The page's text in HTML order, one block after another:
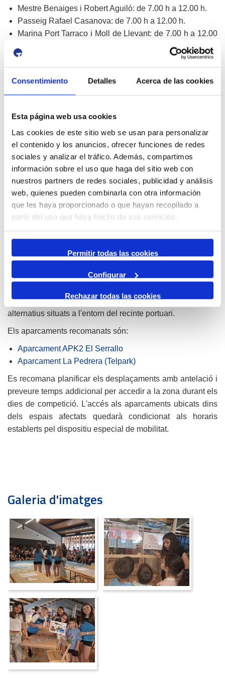
Consentimiento Detalles Acerca de las cookies
Esta página web usa cookies
Las cookies de este sitio web se usan para personalizar
el contenido y los anuncios, ofrecer funciones de redes
sociales y analizar el tráfico. Además, compartimos
información sobre el uso que haga del sitio web con
nuestros partners de redes sociales, publicidad y análisis
web, quienes pueden combinarla con otra información
que les haya proporcionado o que hayan recopilado a
partir del uso que haya hecho de sus servicios.
Permitir todas las cookies
Configurar
Rechazar todas las cookies
Mestre Benaiges i Robert Aguiló: de 7.00 h a 12.00 h.
Passeig Rafael Casanova: de 7.00 h a 12.00 h.
Marina Port Tarraco i Moll de Llevant: de 7.00 h a 12.00
Moll de Costa i Moll de Pescadors: de 7.00 h a 13.05 h i
14.00 h.
Pel que fa al Moll de Costa i al Moll de Pescadors, no es
preveuen finestres d'obertura durant la jornada de
competició, atès que aquestes zones formen part de l'espai
operatiu i esportiu de l'esdeveniment.
Aparcaments alternatius recomanats
El Port de Tarragona recomana als usuaris, treballadors,
visitants i establiments de la zona planificar els seus
desplaçaments amb antelació i consultar les afectacions
demana seguir en tot moment les indicacions dels serveis
de seguretat, de l'organització i del personal responsable
de la mobilitat.
També es vol convidar a fer ús dels aparcaments
alternatius situats a l'entorn del recinte portuari.
Els aparcaments recomanats són:
Aparcament APK2 El Serrallo
Aparcament La Pedrera (Telpark)
Es recomana planificar els desplaçaments amb antelació i
preveure temps addicional per accedir a la zona durant els
dies de competició. L'accés als aparcaments ubicats dins
dels espais afectats quedarà condicionat als horaris
establerts pel dispositiu especial de mobilitat.
Galeria d'imatges